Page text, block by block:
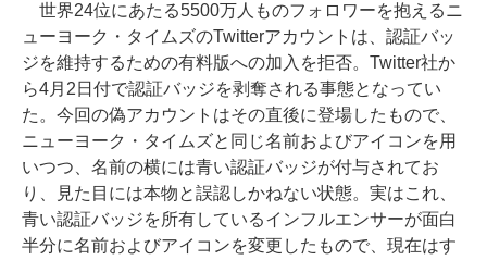
世界24位にあたる5500万人ものフォロワーを抱えるニ
ューヨーク・タイムズのTwitterアカウントは、認証バッ
ジを維持するための有料版への加入を拒否。Twitter社か
ら4月2日付で認証バッジを剥奪される事態となってい
た。今回の偽アカウントはその直後に登場したもので、
ニューヨーク・タイムズと同じ名前およびアイコンを用
いつつ、名前の横には青い認証バッジが付与されてお
り、見た目には本物と誤認しかねない状態。実はこれ、
青い認証バッジを所有しているインフルエンサーが面白
半分に名前およびアイコンを変更したもので、現在はす